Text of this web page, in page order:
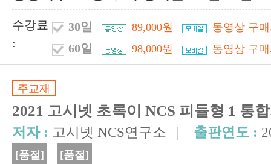
수강료
:
30일 89,000원 동영상 구
60일 98,000원 동영상 구
주교재
2021 고시넷 초록이 NCS 피듈형 1 통
저자 : 고시넷 NCS연구소 | 출판연도 :
[품절] [품절]